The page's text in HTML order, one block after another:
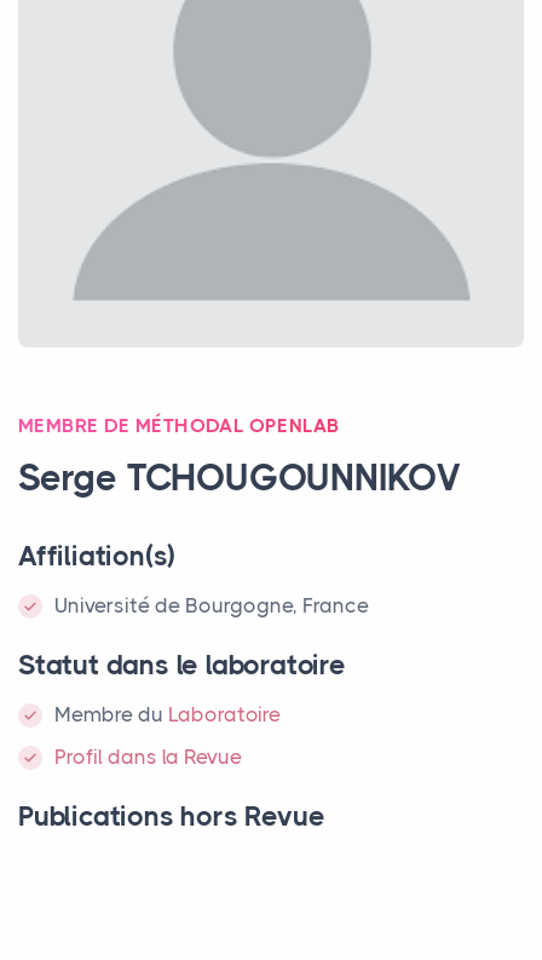
MEMBRE DE MÉTHODAL OPENLAB
Serge TCHOUGOUNNIKOV
Affiliation(s)
Université de Bourgogne, France
Statut dans le laboratoire
Membre du Laboratoire
Profil dans la Revue
Publications hors Revue